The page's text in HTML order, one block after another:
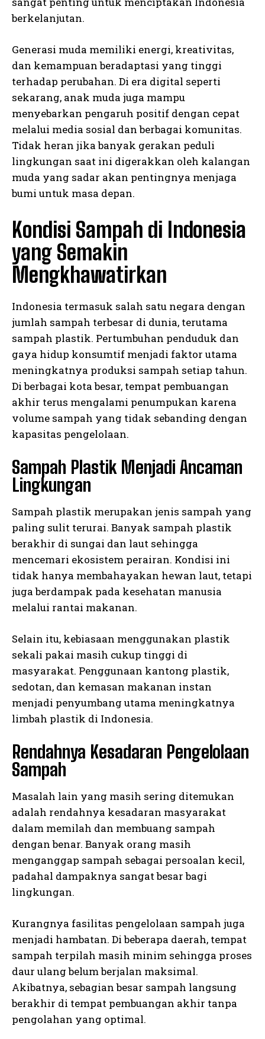
berkelanjutan.
Generasi muda memiliki energi, kreativitas,
dan kemampuan beradaptasi yang tinggi
terhadap perubahan. Di era digital seperti
sekarang, anak muda juga mampu
menyebarkan pengaruh positif dengan cepat
melalui media sosial dan berbagai komunitas.
Tidak heran jika banyak gerakan peduli
lingkungan saat ini digerakkan oleh kalangan
muda yang sadar akan pentingnya menjaga
bumi untuk masa depan.
Kondisi Sampah di Indonesia
yang Semakin
Mengkhawatirkan
Indonesia termasuk salah satu negara dengan
jumlah sampah terbesar di dunia, terutama
sampah plastik. Pertumbuhan penduduk dan
gaya hidup konsumtif menjadi faktor utama
meningkatnya produksi sampah setiap tahun.
Di berbagai kota besar, tempat pembuangan
akhir terus mengalami penumpukan karena
volume sampah yang tidak sebanding dengan
kapasitas pengelolaan.
Sampah Plastik Menjadi Ancaman
Lingkungan
Sampah plastik merupakan jenis sampah yang
paling sulit terurai. Banyak sampah plastik
berakhir di sungai dan laut sehingga
mencemari ekosistem perairan. Kondisi ini
tidak hanya membahayakan hewan laut, tetapi
juga berdampak pada kesehatan manusia
melalui rantai makanan.
Selain itu, kebiasaan menggunakan plastik
sekali pakai masih cukup tinggi di
masyarakat. Penggunaan kantong plastik,
sedotan, dan kemasan makanan instan
menjadi penyumbang utama meningkatnya
limbah plastik di Indonesia.
Rendahnya Kesadaran Pengelolaan
Sampah
Masalah lain yang masih sering ditemukan
adalah rendahnya kesadaran masyarakat
dalam memilah dan membuang sampah
dengan benar. Banyak orang masih
menganggap sampah sebagai persoalan kecil,
padahal dampaknya sangat besar bagi
lingkungan.
Kurangnya fasilitas pengelolaan sampah juga
menjadi hambatan. Di beberapa daerah, tempat
sampah terpilah masih minim sehingga proses
daur ulang belum berjalan maksimal.
Akibatnya, sebagian besar sampah langsung
berakhir di tempat pembuangan akhir tanpa
pengolahan yang optimal.